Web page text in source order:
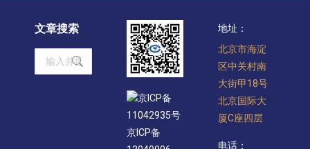
文章搜索
Search:
京ICP备
11042935号
京ICP备
地址：
北京市海淀
区中关村南
大街甲18号
北京国际大
厦C座四层
电话：